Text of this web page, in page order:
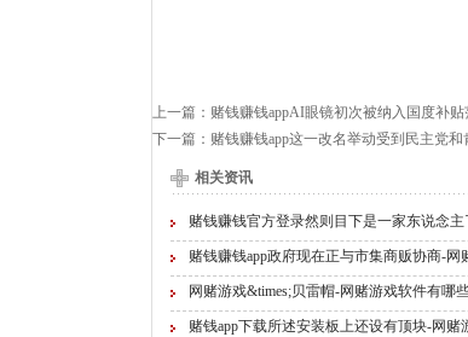
上一篇： 赌钱赚钱appAI眼镜初次被纳入国度补
下一篇： 赌钱赚钱app这一改名举动受到民主党
相关资讯
赌钱赚钱官方登录然则目下是一家东说念
赌钱赚钱app政府现在正与市集商贩协商-
网赌游戏&times;贝雷帽-网赌游戏软件有哪
赌钱app下载所述安装板上还设有顶块-网